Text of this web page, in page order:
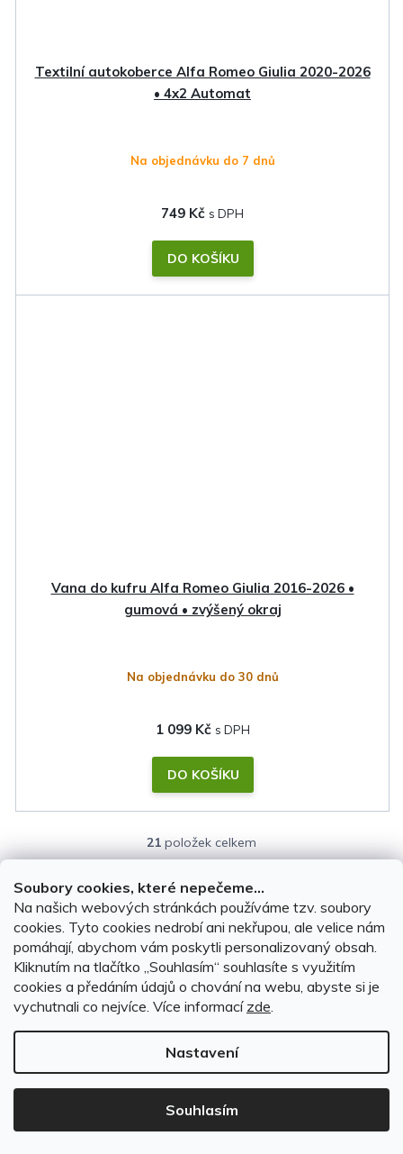
Soubory cookies, které nepečeme...
Na našich webových stránkách používáme tzv. soubory
cookies. Tyto cookies nedrobí ani nekřupou, ale velice nám
pomáhají, abychom vám poskytli personalizovaný obsah.
Kliknutím na tlačítko ,,Souhlasím“ souhlasíte s využitím
cookies a předáním údajů o chování na webu, abyste si je
vychutnali co nejvíce. Více informací zde.
Nastavení
Souhlasím
Textilní autokoberce Alfa Romeo Giulia 2020-2026
• 4x2 Automat
Na objednávku do 7 dnů
749 Kč
DO KOŠÍKU
Vana do kufru Alfa Romeo Giulia 2016-2026 •
gumová • zvýšený okraj
Na objednávku do 30 dnů
1 099 Kč
DO KOŠÍKU
O
l
á
d
a
c
p
r
v
k
21 položek celkem
Doprava zdarma
95 % autodoplňků skladem
Doručení už do druhého dne
Prověřené zboží
Zboží testujeme, fotíme i sami používáme